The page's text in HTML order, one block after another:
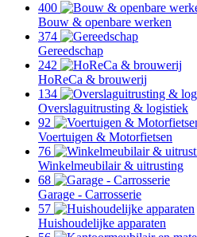
400
Bouw & openbare werken
374
Gereedschap
242
HoReCa & brouwerij
134
Overslaguitrusting & logistiek
92
Voertuigen & Motorfietsen
76
Winkelmeubilair & uitrusting
68
Garage - Carrosserie
57
Huishoudelijke apparaten